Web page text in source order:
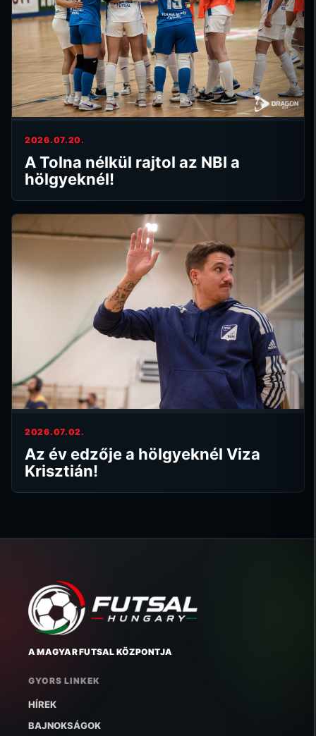
2026.07.20.
A Tolna nélkül rajtol az NBI a
hölgyeknél!
2026.07.02.
Az év edzője a hölgyeknél Viza
Krisztián!
A MAGYAR FUTSAL KÖZPONTJA
GYORS LINKEK
HÍREK
BAJNOKSÁGOK